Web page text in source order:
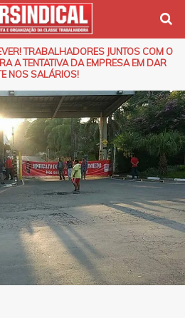
TRABALHADORES JUNTOS COM O
A TENTATIVA DA EMPRESA EM DAR
NOS SALÁRIOS!